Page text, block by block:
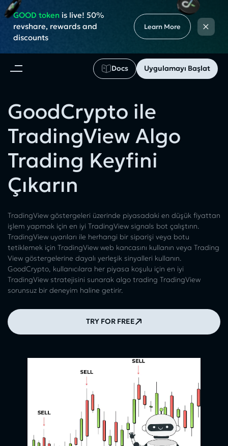
Docs Uygulamayı Başlat
GOOD tokenis live! 50%
revshare, rewards and
discounts
Learn More ×
GoodCrypto ile
TradingView Algo
Trading Keyfini
Çıkarın
TradingView göstergeleri üzerinde piyasadaki en düşük fiyattan
işlem yapmak için en iyi TradingView signals bot çalıştırın.
TradingView uyarıları ile herhangi bir siparişi veya botu
tetiklemek için TradingView web kancasını kullanın veya Trading
View göstergelerine dayalı yerleşik sinyalleri kullanın.
GoodCrypto, kullanıcılara her piyasa koşulu için en iyi
TradingView stratejisini sunarak algo trading TradingView
sorunsuz bir deneyim haline getirir.
TRY FOR FREE